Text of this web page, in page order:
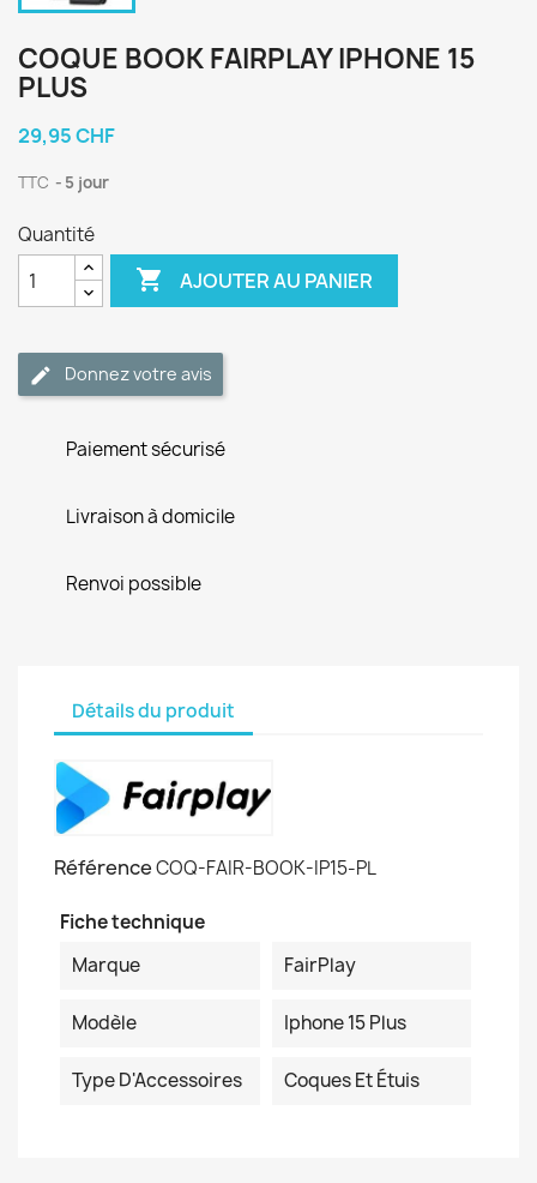
COQUE BOOK FAIRPLAY IPHONE 15
PLUS
29,95 CHF
TTC 5 jour
Quantité
 AJOUTER AU PANIER
Donnez votre avis
Paiement sécurisé
Livraison à domicile
Renvoi possible
Détails du produit
RéférenceCOQ-FAIR-BOOK-IP15-PL
Fiche technique
Marque
FairPlay
Modèle Iphone 15 Plus
Type D'Accessoires Coques Et Étuis